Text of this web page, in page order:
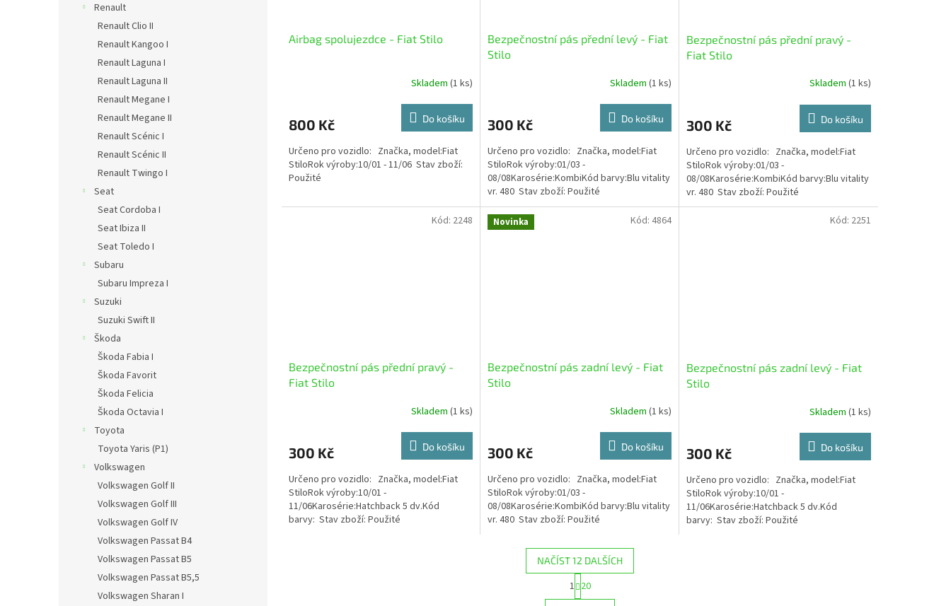
Renault
Renault Clio II
Renault Kangoo I
Renault Laguna I
Renault Laguna II
Renault Megane I
Renault Megane II
Renault Scénic I
Renault Scénic II
Renault Twingo I
Seat
Seat Cordoba I
Seat Ibiza II
Seat Toledo I
Subaru
Subaru Impreza I
Suzuki
Suzuki Swift II
Škoda
Škoda Fabia I
Škoda Favorit
Škoda Felicia
Škoda Octavia I
Toyota
Toyota Yaris (P1)
Volkswagen
Volkswagen Golf II
Volkswagen Golf III
Volkswagen Golf IV
Volkswagen Passat B4
Volkswagen Passat B5
Volkswagen Passat B5,5
Volkswagen Sharan I
Airbag spolujezdce - Fiat Stilo
Skladem (1 ks)
800 Kč Do košíku
Určeno pro vozidlo: Značka, model:Fiat
StiloRok výroby:10/01 - 11/06 Stav zboží:
Použité
Bezpečnostní pás přední levý - Fiat
Stilo
Skladem (1 ks)
300 Kč Do košíku
Určeno pro vozidlo: Značka, model:Fiat
StiloRok výroby:01/03 -
08/08Karosérie:KombiKód barvy:Blu vitality
vr. 480 Stav zboží: Použité
Bezpečnostní pás přední pravý -
Fiat Stilo
Skladem (1 ks)
300 Kč Do košíku
Určeno pro vozidlo: Značka, model:Fiat
StiloRok výroby:01/03 -
08/08Karosérie:KombiKód barvy:Blu vitality
vr. 480 Stav zboží: Použité
Bezpečnostní pás přední pravý -
Fiat Stilo
Skladem (1 ks)
300 Kč Do košíku
Určeno pro vozidlo: Značka, model:Fiat
StiloRok výroby:10/01 -
11/06Karosérie:Hatchback 5 dv.Kód
barvy: Stav zboží: Použité
Kód: 2248 Novinka
Bezpečnostní pás zadní levý - Fiat
Stilo
Skladem (1 ks)
300 Kč Do košíku
Určeno pro vozidlo: Značka, model:Fiat
StiloRok výroby:01/03 -
08/08Karosérie:KombiKód barvy:Blu vitality
vr. 480 Stav zboží: Použité
Kód: 4864
Bezpečnostní pás zadní levý - Fiat
Stilo
Skladem (1 ks)
300 Kč Do košíku
Určeno pro vozidlo: Značka, model:Fiat
StiloRok výroby:10/01 -
11/06Karosérie:Hatchback 5 dv.Kód
barvy: Stav zboží: Použité
Kód: 2251
O
NAČÍST 12 DALŠÍCH
t
r
1 20